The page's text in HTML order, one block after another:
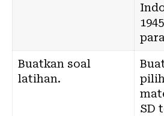
Buatkan soal
latihan.
SD